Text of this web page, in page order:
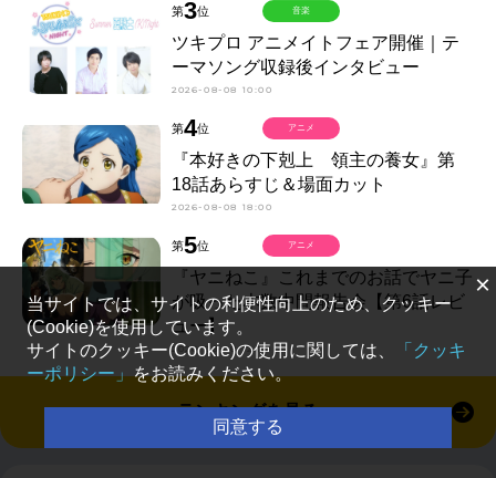
第3位
ツキプロ アニメイトフェア開催｜テ
ーマソング収録後インタビュー
2026-08-08 10:00
音楽
第4位
『本好きの下剋上 領主の養女』第
18話あらすじ＆場面カット
2026-08-08 18:00
アニメ
第5位
『ヤニねこ』これまでのお話でヤニ子
が吸った本数中間報告会【第6話レビ
ュー】
2026-08-08 12:00
アニメ
ランキングを見る
×
当サイトでは、サイトの利便性向上のため、クッキー
(Cookie)を使用しています。
サイトのクッキー(Cookie)の使用に関しては、
「クッキ
ーポリシー」をお読みください。
同意する